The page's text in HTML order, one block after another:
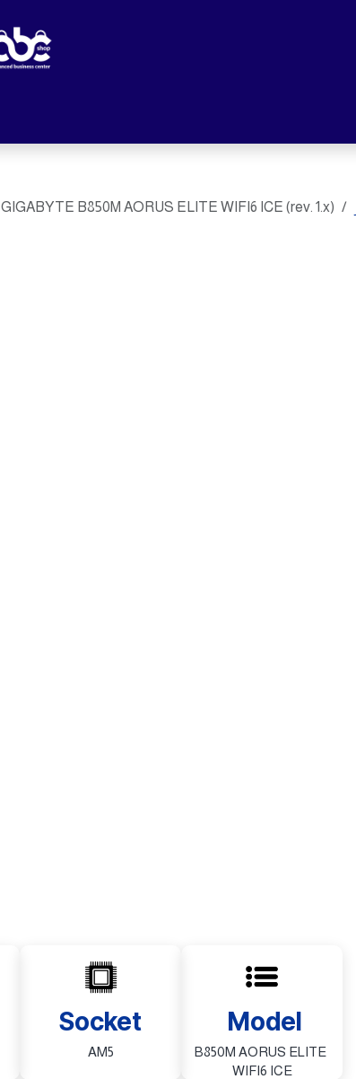
GIGABYTE B850M AORUS ELITE WIFI6 ICE (rev. 1.x)
Model
B850M AORUS ELITE
WIFI6 ICE
Socket
AM5